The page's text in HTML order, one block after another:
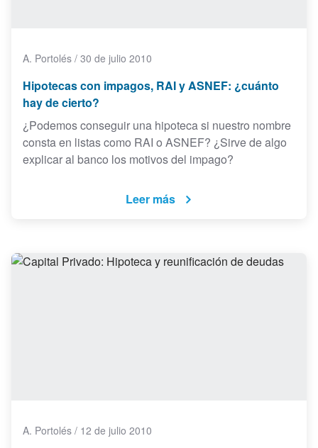
A. Portolés / 30 de julio 2010
Hipotecas con impagos, RAI y ASNEF: ¿cuánto
hay de cierto?
¿Podemos conseguir una hipoteca si nuestro nombre
consta en listas como RAI o ASNEF? ¿Sirve de algo
explicar al banco los motivos del impago?
Leer más
A. Portolés / 12 de julio 2010